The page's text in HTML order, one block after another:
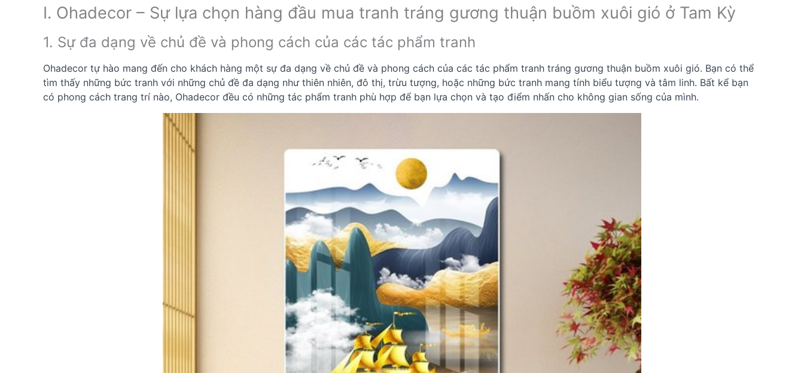
I. Ohadecor – Sự lựa chọn hàng đầu mua tranh tráng gương thuận buồm xuôi gió ở Tam Kỳ
1. Sự đa dạng về chủ đề và phong cách của các tác phẩm tranh
Ohadecor tự hào mang đến cho khách hàng một sự đa dạng về chủ đề và phong cách của các tác phẩm tranh tráng gương thuận buồm xuôi gió. Bạn có thể
tìm thấy những bức tranh với những chủ đề đa dạng như thiên nhiên, đô thị, trừu tượng, hoặc những bức tranh mang tính biểu tượng và tâm linh. Bất kể bạn
có phong cách trang trí nào, Ohadecor đều có những tác phẩm tranh phù hợp để bạn lựa chọn và tạo điểm nhấn cho không gian sống của mình.